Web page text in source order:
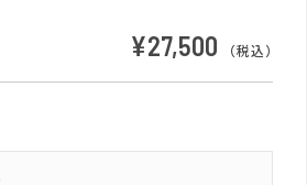
¥27,500 （税込）